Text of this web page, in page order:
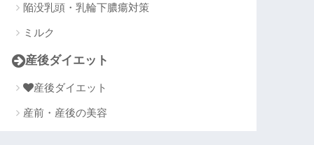
陥没乳頭・乳輪下膿瘍対策
ミルク
産後ダイエット
産後ダイエット
産前・産後の美容